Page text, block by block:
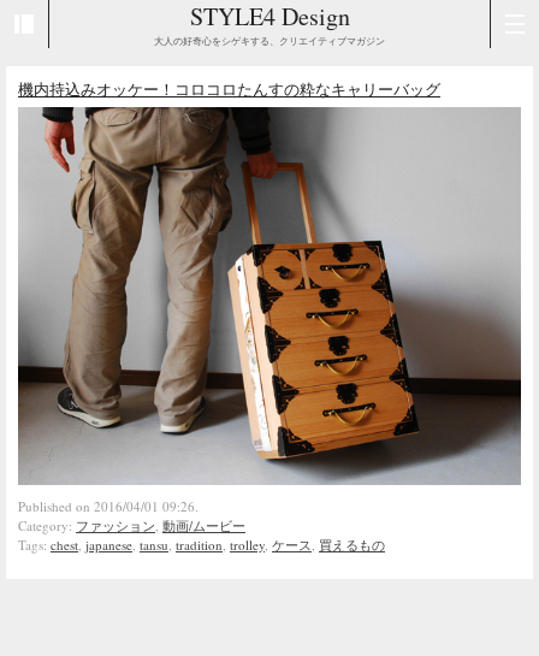
STYLE4 Design
大人の好奇心をシゲキする、クリエイティブマガジン
機内持込みオッケー！コロコロたんすの粋なキャリーバッグ
Published on 2016/04/01 09:26.
Category: ファッション, 動画/ムービー
Tags: chest, japanese, tansu, tradition, trolley, ケース, 買えるもの